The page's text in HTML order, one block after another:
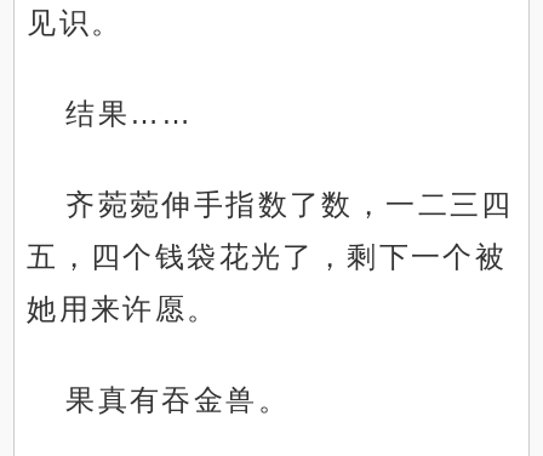
见识。
结果……
齐菀菀伸手指数了数，一二三四
五，四个钱袋花光了，剩下一个被
她用来许愿。
果真有吞金兽。